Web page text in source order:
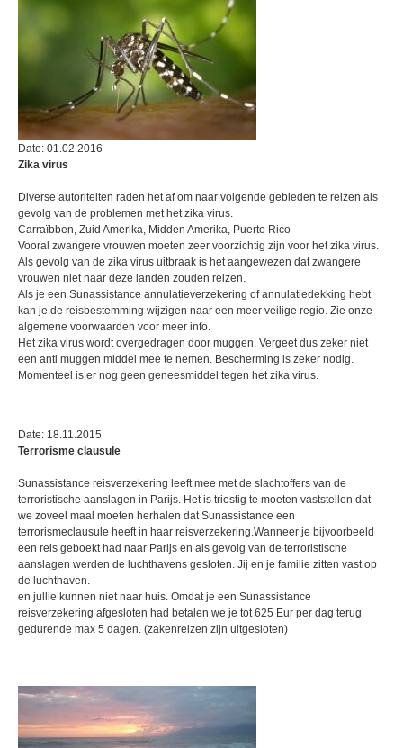
Date: 01.02.2016
Zika virus
Diverse autoriteiten raden het af om naar volgende gebieden te reizen als
gevolg van de problemen met het zika virus.
Carraïbben, Zuid Amerika, Midden Amerika, Puerto Rico
Vooral zwangere vrouwen moeten zeer voorzichtig zijn voor het zika virus.
Als gevolg van de zika virus uitbraak is het aangewezen dat zwangere
vrouwen niet naar deze landen zouden reizen.
Als je een Sunassistance annulatieverzekering of annulatiedekking hebt
kan je de reisbestemming wijzigen naar een meer veilige regio. Zie onze
algemene voorwaarden voor meer info.
Het zika virus wordt overgedragen door muggen. Vergeet dus zeker niet
een anti muggen middel mee te nemen. Bescherming is zeker nodig.
Momenteel is er nog geen geneesmiddel tegen het zika virus.
Date: 18.11.2015
Terrorisme clausule
Sunassistance reisverzekering leeft mee met de slachtoffers van de
terroristische aanslagen in Parijs. Het is triestig te moeten vaststellen dat
we zoveel maal moeten herhalen dat Sunassistance een
terrorismeclausule heeft in haar reisverzekering.Wanneer je bijvoorbeeld
een reis geboekt had naar Parijs en als gevolg van de terroristische
aanslagen werden de luchthavens gesloten. Jij en je familie zitten vast op
de luchthaven.
en jullie kunnen niet naar huis. Omdat je een Sunassistance
reisverzekering afgesloten had betalen we je tot 625 Eur per dag terug
gedurende max 5 dagen. (zakenreizen zijn uitgesloten)